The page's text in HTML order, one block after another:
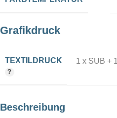
Beschreibung
Grafikdruck
TEXTILDRUCK 1 x SUB +